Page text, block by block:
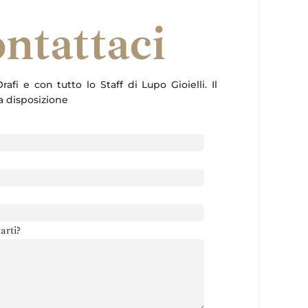
e con tutto lo Staff di Lupo Gioielli. Il
disposizione